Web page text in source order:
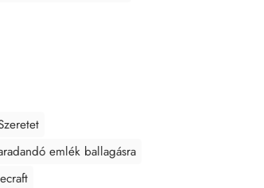
emlék ballagásra